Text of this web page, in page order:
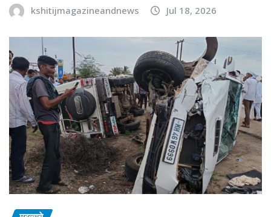
kshitijmagazineandnews Jul 18, 2026